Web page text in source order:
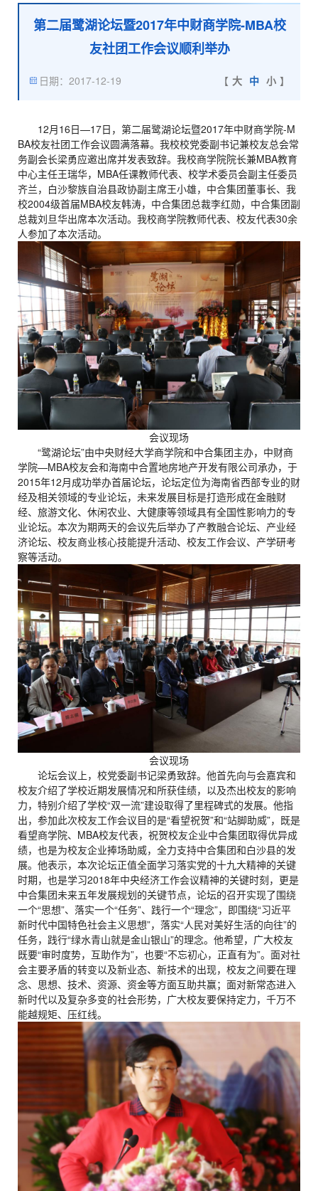
第二届鹭湖论坛暨2017年中财商学院-MBA校
友社团工作会议顺利举办
日期：2017-12-19 【 大 中 小 】
12月16日—17日，第二届鹭湖论坛暨2017年中财商学院-M
BA校友社团工作会议圆满落幕。我校校党委副书记兼校友总会常
务副会长梁勇应邀出席并发表致辞。我校商学院院长兼MBA教育
中心主任王瑞华，MBA任课教师代表、校学术委员会副主任委员
齐兰，白沙黎族自治县政协副主席王小雄，中合集团董事长、我
校2004级首届MBA校友韩涛，中合集团总裁李红勋，中合集团副
总裁刘旦华出席本次活动。我校商学院教师代表、校友代表30余
人参加了本次活动。
会议现场
“鹭湖论坛”由中央财经大学商学院和中合集团主办，中财商
学院—MBA校友会和海南中合置地房地产开发有限公司承办，于
2015年12月成功举办首届论坛，论坛定位为海南省西部专业的财
经及相关领域的专业论坛，未来发展目标是打造形成在金融财
经、旅游文化、休闲农业、大健康等领域具有全国性影响力的专
业论坛。本次为期两天的会议先后举办了产教融合论坛、产业经
济论坛、校友商业核心技能提升活动、校友工作会议、产学研考
察等活动。
会议现场
论坛会议上，校党委副书记梁勇致辞。他首先向与会嘉宾和
校友介绍了学校近期发展情况和所获佳绩，以及杰出校友的影响
力，特别介绍了学校“双一流”建设取得了里程碑式的发展。他指
出，参加此次校友工作会议目的是“看望祝贺”和“站脚助威”，既是
看望商学院、MBA校友代表，祝贺校友企业中合集团取得优异成
绩，也是为校友企业捧场助威，全力支持中合集团和白沙县的发
展。他表示，本次论坛正值全面学习落实党的十九大精神的关键
时期，也是学习2018年中央经济工作会议精神的关键时刻，更是
中合集团未来五年发展规划的关键节点，论坛的召开实现了围绕
一个“思想”、落实一个“任务”、践行一个“理念”，即围绕“习近平
新时代中国特色社会主义思想”，落实“人民对美好生活的向往”的
任务，践行“绿水青山就是金山银山”的理念。他希望，广大校友
既要“审时度势，互助作为”，也要“不忘初心，正直有为”。面对社
会主要矛盾的转变以及新业态、新技术的出现，校友之间要在理
念、思想、技术、资源、资金等方面互助共赢；面对新常态进入
新时代以及复杂多变的社会形势，广大校友要保持定力，千万不
能越规矩、压红线。